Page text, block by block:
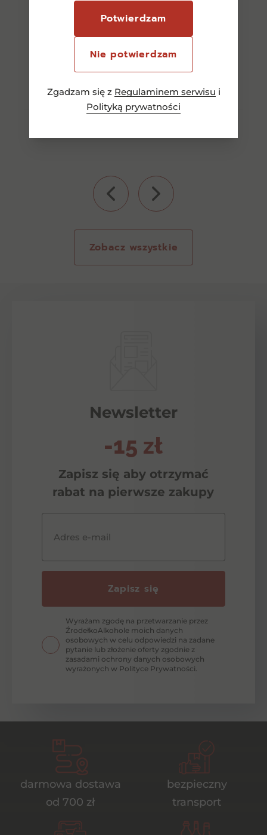
Potwierdzam
Nie potwierdzam
Zgadzam się z Regulaminem serwisu i
Polityką prywatności
90,00zł
Zobacz wszystkie
Newsletter
-15 zł
Zapisz się aby otrzymać
rabat na pierwsze zakupy
Adres e-mail
Zapisz się
Wyrażam zgodę na przetwarzanie przez
ŹrodełkoAlkohole moich danych
osobowych w celu odpowiedzi na zadane
pytanie lub złożenie oferty zgodnie z
zasadami ochrony danych osobowych
wyrażonych w Polityce Prywatności.
darmowa dostawa
od 700 zł
bezpieczny
transport